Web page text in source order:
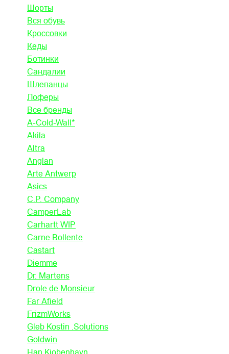
Шорты
Вся обувь
Кроссовки
Кеды
Ботинки
Сандалии
Шлепанцы
Лоферы
Все бренды
A-Cold-Wall*
Akila
Altra
Anglan
Arte Antwerp
Asics
C.P. Company
CamperLab
Carhartt WIP
Carne Bollente
Castart
Diemme
Dr. Martens
Drole de Monsieur
Far Afield
FrizmWorks
Gleb Kostin .Solutions
Goldwin